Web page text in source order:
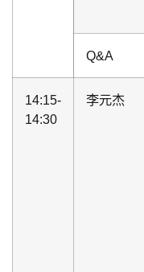
Q&A
14:15-
14:30
李元杰